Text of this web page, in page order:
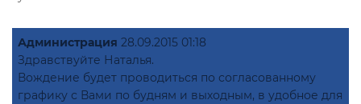
Администрация 28.09.2015 01:18
Здравствуйте Наталья.
Вождение будет проводиться по согласованному
графику с Вами по будням и выходным, в удобное для